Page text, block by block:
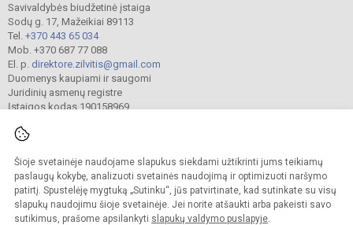
Šioje svetainėje naudojame slapukus siekdami užtikrinti jums teikiamų
paslaugų kokybę, analizuoti svetainės naudojimą ir optimizuoti naršymo
patirtį. Spustelėję mygtuką „Sutinku“, jūs patvirtinate, kad sutinkate su visų
slapukų naudojimu šioje svetainėje. Jei norite atšaukti arba pakeisti savo
sutikimus, prašome apsilankyti slapukų valdymo puslapyje.
Savivaldybės biudžetinė įstaiga
Sodų g. 17, Mažeikiai 89113
Tel. +370 443 65 034
Mob. +370 687 77 088
El. p. direktore.zilvitis@gmail.com
Duomenys kaupiami ir saugomi
Juridinių asmenų registre
Įstaigos kodas 190158969
© 2024. Mažeikių lopšelis-darželis „Žilvitis“. Visos teisės saugomos.
Kopijuoti turinį be raštiško įstaigos administracijos sutikimo griežtai draudžiama.
Prieinamumo paraiška Slapukų valdymas
Sumanus būdas atnaujinti